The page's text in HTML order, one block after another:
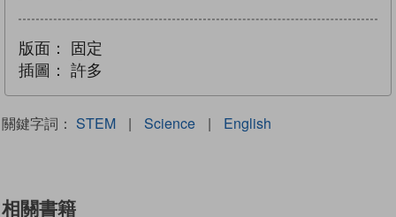
版面：
固定
插圖：
許多
關鍵字詞： STEM | Science | English
相關書籍